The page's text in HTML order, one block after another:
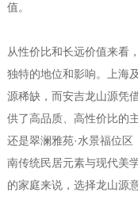
值。
从性价比和长远价值来看
独特的地位和影响。上海
源稀缺，而安吉龙山源凭
供了高品质、高性价比的
还是翠澜雅苑·水景福位
南传统民居元素与现代美
的家庭来说，选择龙山源